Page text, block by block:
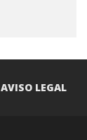
AVISO LEGAL